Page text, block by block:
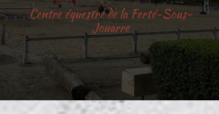
Centre équestre de la Ferté-Sous-
Jouarre